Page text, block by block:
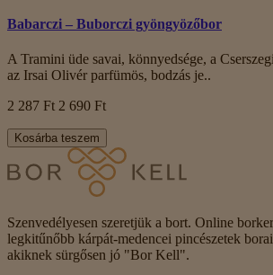
Babarczi – Buborczi gyöngyözőbor
A Tramini üde savai, könnyedsége, a
az Irsai Olivér parfümös, bodzás je..
2 287 Ft 2 690 Ft
Kosárba teszem
Szenvedélyesen szeretjük a bort. Online
legkitűnőbb kárpát-medencei pincészetek
akiknek sürgősen jó "Bor Kell".